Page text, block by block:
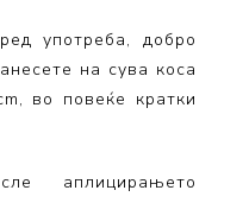
употреба, добро
на сува коса
во повеќе кратки
аплицирањето